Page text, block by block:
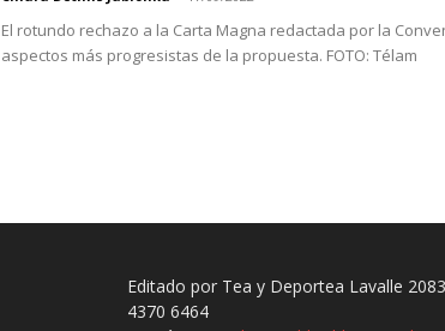
El rotundo rechazo a la Carta Magna redactada por la
aspectos más progresistas de la propuesta. FOTO: Télam
Editado por Tea y Deportea Lavalle 2083
4370 6464